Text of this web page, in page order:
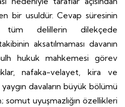
bir usuldür. Cevap süresinin
tüm delillerin dilekçede
aksatılmaması davanın
hukuk mahkemesi görev
nafaka-velayet, kira ve
davaların büyük bölümü
uyuşmazlığın özellikleri